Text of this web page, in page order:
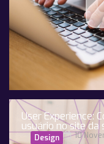
User Experience:
usuário no site da
Design 10